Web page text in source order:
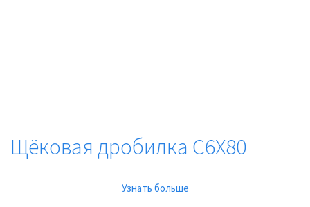
Щёковая дробилка C6X80
Узнать больше